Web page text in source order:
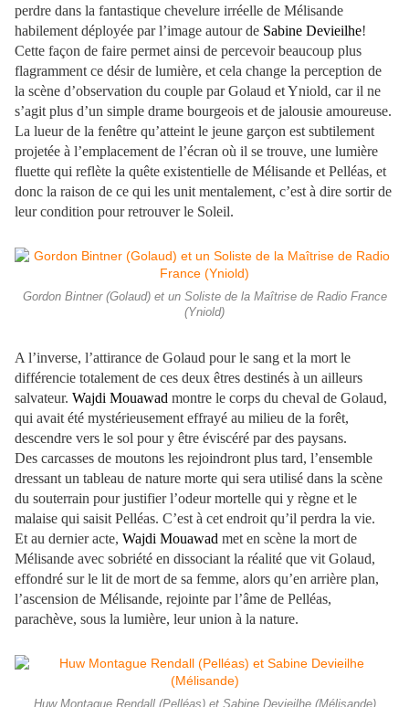
perdre dans la fantastique chevelure irréelle de Mélisande
habilement déployée par l’image autour de Sabine Devieilhe!
Cette façon de faire permet ainsi de percevoir beaucoup plus
flagramment ce désir de lumière, et cela change la perception de
la scène d’observation du couple par Golaud et Yniold, car il ne
s’agit plus d’un simple drame bourgeois et de jalousie amoureuse.
La lueur de la fenêtre qu’atteint le jeune garçon est subtilement
projetée à l’emplacement de l’écran où il se trouve, une lumière
fluette qui reflète la quête existentielle de Mélisande et Pelléas, et
donc la raison de ce qui les unit mentalement, c’est à dire sortir de
leur condition pour retrouver le Soleil.
Gordon Bintner (Golaud) et un Soliste de la Maîtrise de Radio France
(Yniold)
A l’inverse, l’attirance de Golaud pour le sang et la mort le
différencie totalement de ces deux êtres destinés à un ailleurs
salvateur. Wajdi Mouawad montre le corps du cheval de Golaud,
qui avait été mystérieusement effrayé au milieu de la forêt,
descendre vers le sol pour y être éviscéré par des paysans.
Des carcasses de moutons les rejoindront plus tard, l’ensemble
dressant un tableau de nature morte qui sera utilisé dans la scène
du souterrain pour justifier l’odeur mortelle qui y règne et le
malaise qui saisit Pelléas. C’est à cet endroit qu’il perdra la vie.
Et au dernier acte, Wajdi Mouawad met en scène la mort de
Mélisande avec sobriété en dissociant la réalité que vit Golaud,
effondré sur le lit de mort de sa femme, alors qu’en arrière plan,
l’ascension de Mélisande, rejointe par l’âme de Pelléas,
parachève, sous la lumière, leur union à la nature.
Huw Montague Rendall (Pelléas) et Sabine Devieilhe (Mélisande)